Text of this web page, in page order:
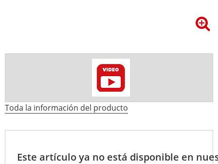
Toda la información del producto
Este artículo ya no está disponible en